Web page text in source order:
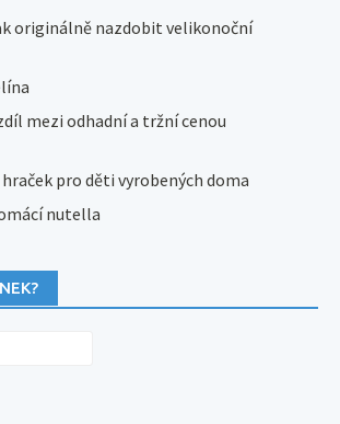
originálně nazdobit velikonoční
mezi odhadní a tržní cenou
pro děti vyrobených doma
nutella